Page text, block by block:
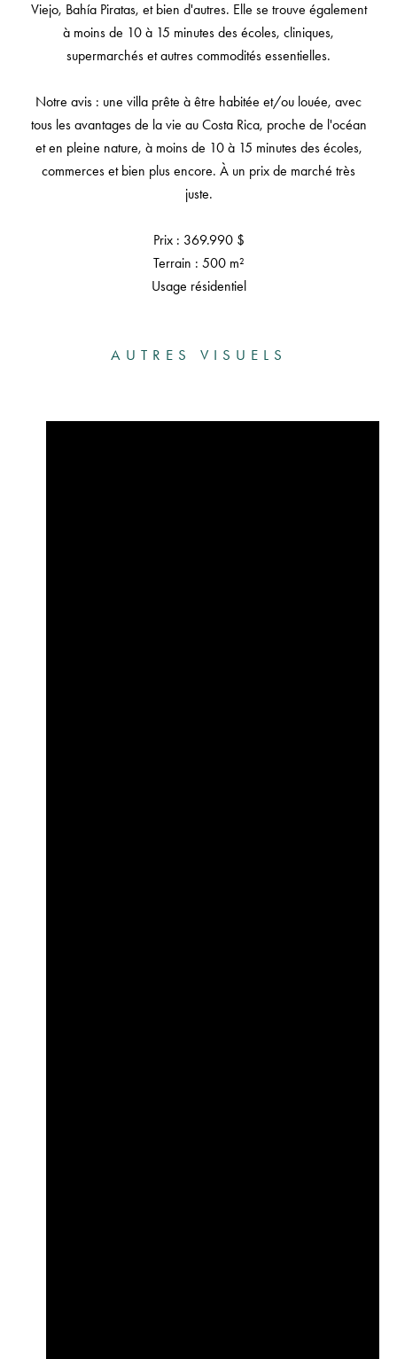
Viejo, Bahía Piratas, et bien d'autres. Elle se trouve également
à moins de 10 à 15 minutes des écoles, cliniques,
supermarchés et autres commodités essentielles.
Notre avis : une villa prête à être habitée et/ou louée, avec
tous les avantages de la vie au Costa Rica, proche de l'océan
et en pleine nature, à moins de 10 à 15 minutes des écoles,
commerces et bien plus encore. À un prix de marché très
juste.
Prix : 369.990 $
Terrain : 500 m²
Usage résidentiel
AUTRES VISUELS